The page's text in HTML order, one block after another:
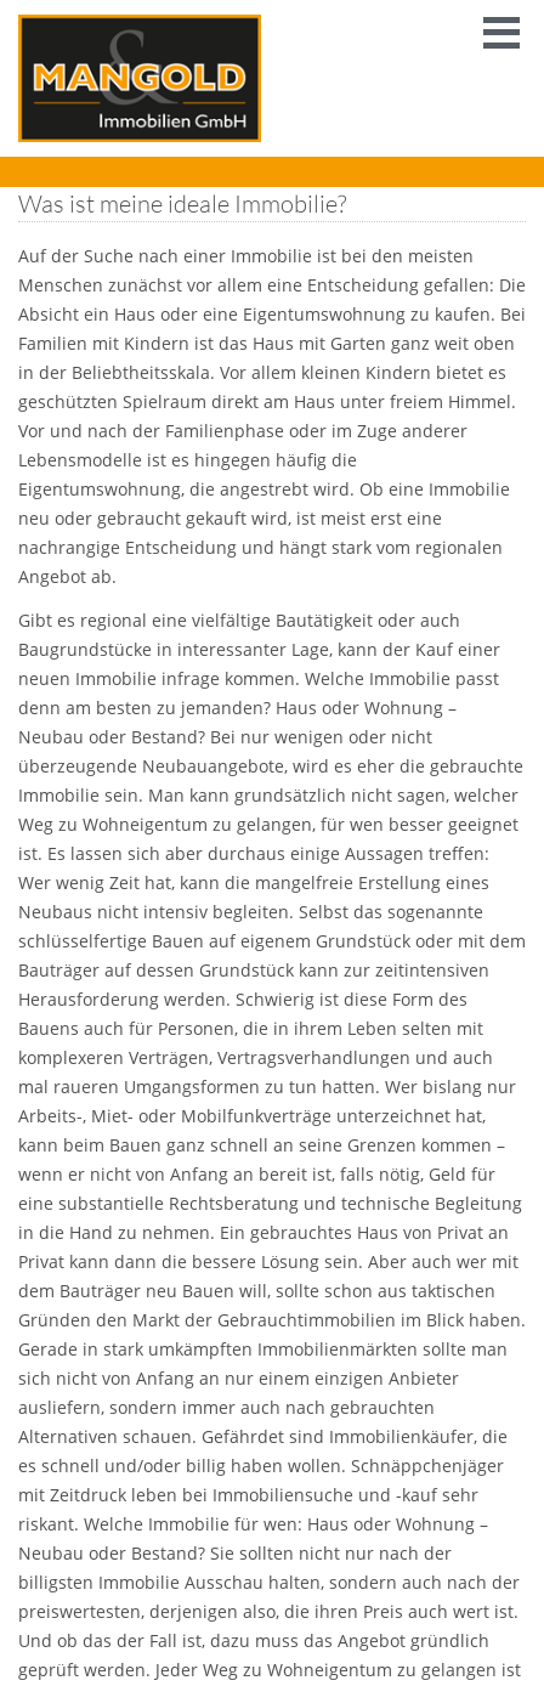
Was ist meine ideale Immobilie?
Auf der Suche nach einer Immobilie ist bei den meisten
Menschen zunächst vor allem eine Entscheidung gefallen: Die
Absicht ein Haus oder eine Eigentumswohnung zu kaufen. Bei
Familien mit Kindern ist das Haus mit Garten ganz weit oben
in der Beliebtheitsskala. Vor allem kleinen Kindern bietet es
geschützten Spielraum direkt am Haus unter freiem Himmel.
Vor und nach der Familienphase oder im Zuge anderer
Lebensmodelle ist es hingegen häufig die
Eigentumswohnung, die angestrebt wird. Ob eine Immobilie
neu oder gebraucht gekauft wird, ist meist erst eine
nachrangige Entscheidung und hängt stark vom regionalen
Angebot ab.
Gibt es regional eine vielfältige Bautätigkeit oder auch
Baugrundstücke in interessanter Lage, kann der Kauf einer
neuen Immobilie infrage kommen. Welche Immobilie passt
denn am besten zu jemanden? Haus oder Wohnung –
Neubau oder Bestand? Bei nur wenigen oder nicht
überzeugende Neubauangebote, wird es eher die gebrauchte
Immobilie sein. Man kann grundsätzlich nicht sagen, welcher
Weg zu Wohneigentum zu gelangen, für wen besser geeignet
ist. Es lassen sich aber durchaus einige Aussagen treffen:
Wer wenig Zeit hat, kann die mangelfreie Erstellung eines
Neubaus nicht intensiv begleiten. Selbst das sogenannte
schlüsselfertige Bauen auf eigenem Grundstück oder mit dem
Bauträger auf dessen Grundstück kann zur zeitintensiven
Herausforderung werden. Schwierig ist diese Form des
Bauens auch für Personen, die in ihrem Leben selten mit
komplexeren Verträgen, Vertragsverhandlungen und auch
mal raueren Umgangsformen zu tun hatten. Wer bislang nur
Arbeits-, Miet- oder Mobilfunkverträge unterzeichnet hat,
kann beim Bauen ganz schnell an seine Grenzen kommen –
wenn er nicht von Anfang an bereit ist, falls nötig, Geld für
eine substantielle Rechtsberatung und technische Begleitung
in die Hand zu nehmen. Ein gebrauchtes Haus von Privat an
Privat kann dann die bessere Lösung sein. Aber auch wer mit
dem Bauträger neu Bauen will, sollte schon aus taktischen
Gründen den Markt der Gebrauchtimmobilien im Blick haben.
Gerade in stark umkämpften Immobilienmärkten sollte man
sich nicht von Anfang an nur einem einzigen Anbieter
ausliefern, sondern immer auch nach gebrauchten
Alternativen schauen. Gefährdet sind Immobilienkäufer, die
es schnell und/oder billig haben wollen. Schnäppchenjäger
mit Zeitdruck leben bei Immobiliensuche und -kauf sehr
riskant. Welche Immobilie für wen: Haus oder Wohnung –
Neubau oder Bestand? Sie sollten nicht nur nach der
billigsten Immobilie Ausschau halten, sondern auch nach der
preiswertesten, derjenigen also, die ihren Preis auch wert ist.
Und ob das der Fall ist, dazu muss das Angebot gründlich
geprüft werden. Jeder Weg zu Wohneigentum zu gelangen ist